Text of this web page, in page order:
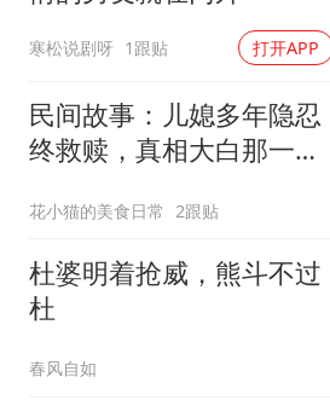
寒松说剧呀 1跟贴 打开APP
民间故事：儿媳多年隐忍
终救赎，真相大白那一刻
花小猫的美食日常 2跟贴
杜婆明着抢威，熊斗不过
杜
春风自如